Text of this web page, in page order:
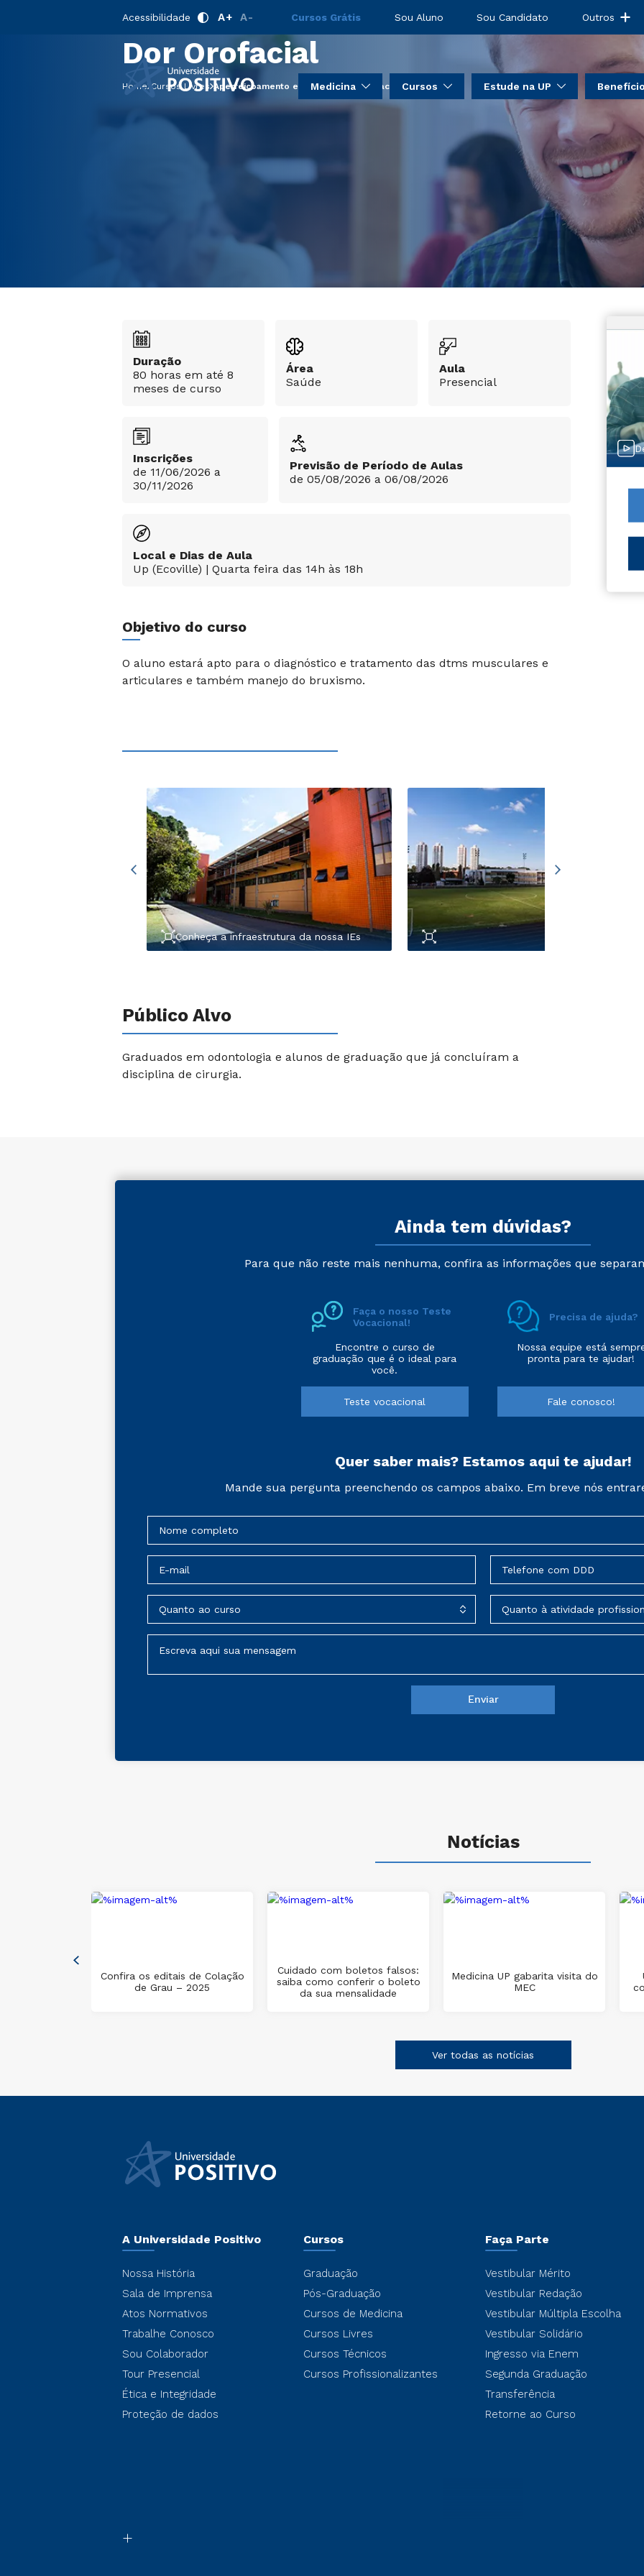
Acessibilidade A+ A- Cursos Grátis Sou Aluno Sou Candidato Outros
Medicina Cursos Estude na UP
Aperfeiçoamento em DTM e
Dor Orofacial
Home Cursos Livres Aperfeiçoamento em DTM e Dor Orofacial
Duração
80 horas em até 8
meses de curso
Área
Saúde
Aula
Presencial
Inscrições
de 11/06/2026 a
30/11/2026
Previsão de Período de Aulas
de 05/08/2026 a 06/08/2026
Local e Dias de Aula
Up (Ecoville) | Quarta feira das 14h às 18h
Objetivo do curso
O aluno estará apto para o diagnóstico e tratamento das dtms musculares e
articulares e também manejo do bruxismo.
Conheça a infraestrutura da nossa IEs
Público Alvo
Graduados em odontologia e alunos de graduação que já concluíram a
disciplina de cirurgia.
Ainda tem dúvidas?
Para que não reste mais nenhuma, confira as informações que
Faça o nosso Teste
Vocacional!
Encontre o curso de
graduação que é o ideal para
você.
Teste vocacional
Precisa de ajuda?
Nossa equipe está
pronta para te ajudar!
Fale conosco!
Quer saber mais? Estamos aqui te ajudar!
Mande sua pergunta preenchendo os campos abaixo. Em breve nós
Notícias
Confira os editais de Colação
de Grau – 2025
Cuidado com boletos falsos:
saiba como conferir o boleto
da sua mensalidade
Medicina UP gabarita visita do
MEC
Ver todas as notícias
A Universidade Positivo
Nossa História
Sala de Imprensa
Atos Normativos
Trabalhe Conosco
Sou Colaborador
Tour Presencial
Ética e Integridade
Proteção de dados
Cursos
Graduação
Pós-Graduação
Cursos de Medicina
Cursos Livres
Cursos Técnicos
Cursos Profissionalizantes
Faça Parte
Vestibular Mérito
Vestibular Redação
Vestibular Múltipla Escolha
Vestibular Solidário
Ingresso via Enem
Segunda Graduação
Transferência
Retorne ao Curso